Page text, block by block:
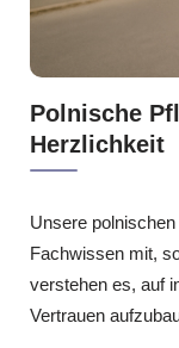
Polnische
Herzlichkeit
Unsere
Fachwissen mit,
verstehen es, auf
Vertrauen